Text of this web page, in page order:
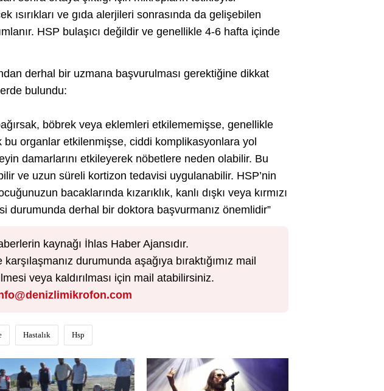
ısırıkları ve gıda alerjileri sonrasında da gelişebilen
HSP bulaşıcı değildir ve genellikle 4-6 hafta içinde
derhal bir uzmana başvurulması gerektiğine dikkat
bulundu:
böbrek veya eklemleri etkilememişse, genellikle
bu organlar etkilenmişse, ciddi komplikasyonlara yol
damarlarını etkileyerek nöbetlere neden olabilir. Bu
ve uzun süreli kortizon tedavisi uygulanabilir. HSP’nin
bacaklarında kızarıklık, kanlı dışkı veya kırmızı
durumunda derhal bir doktora başvurmanız önemlidir”
kaynağı İhlas Haber Ajansıdır.
durumunda aşağıya bıraktığımız mail
veya kaldırılması için mail atabilirsiniz.
Hastalık Hsp